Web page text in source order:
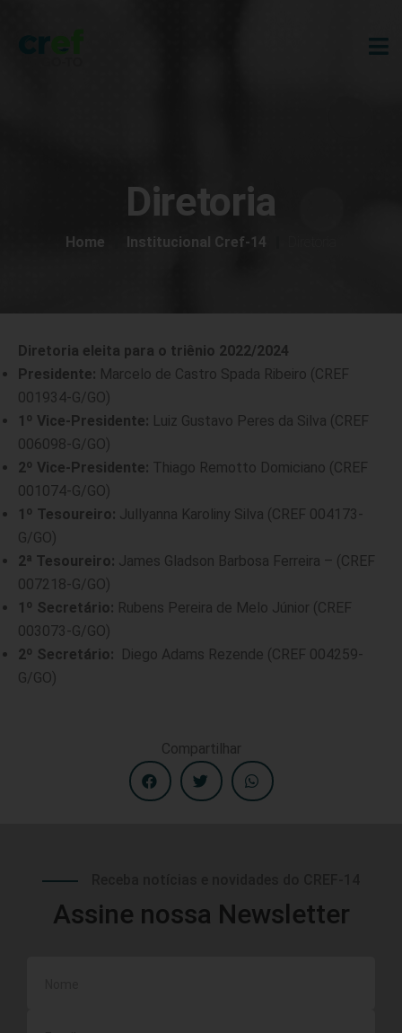
Diretoria
Home Institucional Cref-14
Diretoria eleita para o triênio 2022/2024
Presidente: Marcelo de Castro Spada Ribeiro (CREF
001934-G/GO)
1º Vice-Presidente: Luiz Gustavo Peres da Silva (CREF
006098-G/GO)
2º Vice-Presidente: Thiago Remotto Domiciano (CREF
001074-G/GO)
1º Tesoureiro: Jullyanna Karoliny Silva (CREF 004173-
G/GO)
2ª Tesoureiro: James Gladson Barbosa Ferreira – (CREF
007218-G/GO)
1º Secretário: Rubens Pereira de Melo Júnior (CREF
003073-G/GO)
2º Secretário: Diego Adams Rezende (CREF 004259-
G/GO)
Compartilhar
Assine nossa Newsletter